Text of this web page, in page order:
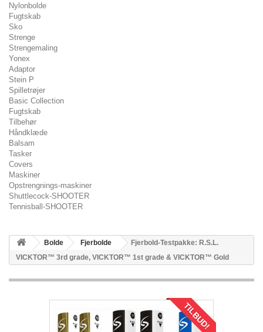
Nylonbolde
Fugtskab
Sko
Strenge
Strengemaling
Yonex
Adaptor
Stein P
Spilletrøjer
Basic Collection
Fugtskab
Tilbehør
Håndklæde
Balsam
Tasker
Covers
Maskiner
Opstrengnings-maskiner
Shuttlecock-SHOOTER
Tennisball-SHOOTER
Bolde Fjerbolde
Fjerbold-Testpakke: R.S.L.
VICKTOR™ 3rd grade, VICKTOR™ 1st grade & VICKTOR™ Gold
TILBUD!